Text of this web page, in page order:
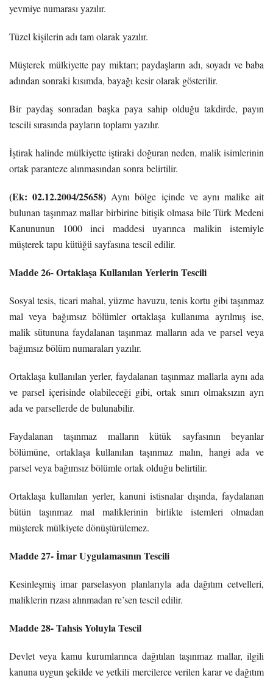
yevmiye numarası yazılır.
Tüzel kişilerin adı tam olarak yazılır.
Müşterek mülkiyette pay miktarı; paydaşların adı, soyadı ve baba
adından sonraki kısımda, bayağı kesir olarak gösterilir.
Bir paydaş sonradan başka paya sahip olduğu takdirde, payın
tescili sırasında payların toplamı yazılır.
İştirak halinde mülkiyette iştiraki doğuran neden, malik isimlerinin
ortak paranteze alınmasından sonra belirtilir.
(Ek: 02.12.2004/25658) Aynı bölge içinde ve aynı malike ait
bulunan taşınmaz mallar birbirine bitişik olmasa bile Türk Medeni
Kanununun 1000 inci maddesi uyarınca malikin istemiyle
müşterek tapu kütüğü sayfasına tescil edilir.
Madde 26- Ortaklaşa Kullanılan Yerlerin Tescili
Sosyal tesis, ticari mahal, yüzme havuzu, tenis kortu gibi taşınmaz
mal veya bağımsız bölümler ortaklaşa kullanıma ayrılmış ise,
malik sütununa faydalanan taşınmaz malların ada ve parsel veya
bağımsız bölüm numaraları yazılır.
Ortaklaşa kullanılan yerler, faydalanan taşınmaz mallarla aynı ada
ve parsel içerisinde olabileceği gibi, ortak sınırı olmaksızın ayrı
ada ve parsellerde de bulunabilir.
Faydalanan taşınmaz malların kütük sayfasının beyanlar
bölümüne, ortaklaşa kullanılan taşınmaz malın, hangi ada ve
parsel veya bağımsız bölümle ortak olduğu belirtilir.
Ortaklaşa kullanılan yerler, kanuni istisnalar dışında, faydalanan
bütün taşınmaz mal maliklerinin birlikte istemleri olmadan
müşterek mülkiyete dönüştürülemez.
Madde 27- İmar Uygulamasının Tescili
Kesinleşmiş imar parselasyon planlarıyla ada dağıtım cetvelleri,
maliklerin rızası alınmadan re’sen tescil edilir.
Madde 28- Tahsis Yoluyla Tescil
Devlet veya kamu kurumlarınca dağıtılan taşınmaz mallar, ilgili
kanuna uygun şekilde ve yetkili mercilerce verilen karar ve dağıtım